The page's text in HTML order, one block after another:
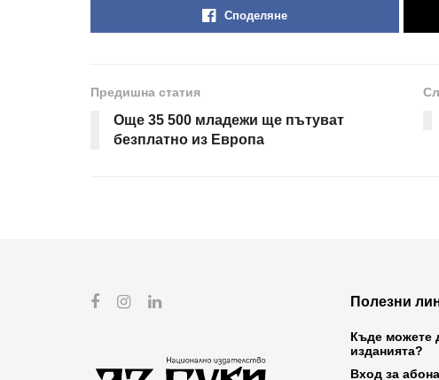
Споделяне
Предишна статия
Още 35 500 младежи ще пътуват
безплатно из Европа
Полезни
Къде можете
изданията?
Вход за